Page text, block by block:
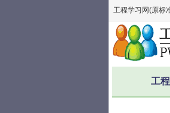
工程学习网(原标
工